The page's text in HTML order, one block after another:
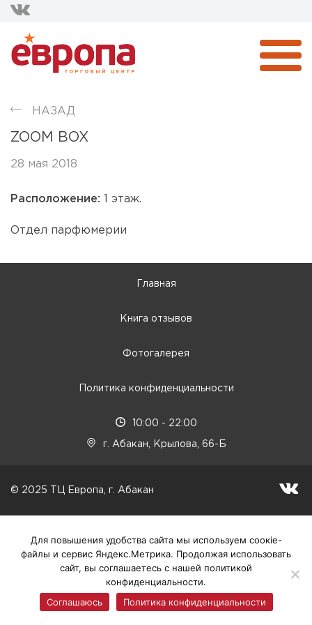
НАЗАД
ZOOM BOX
28 мая 2018
Расположение: 1 этаж.
Отдел парфюмерии
Главная
Книга отзывов
Фотогалерея
Политика конфиденциальности
10:00 - 22:00
г. Абакан, Крылова, 66-Б
© 2025 ТЦ Европа, г. Абакан
Для повышения удобства сайта мы используем соокіе-
файлы и сервис Яндекс.Метрика. Продолжая использовать
сайт, вы соглашаетесь с нашей политикой
конфиденциальности.
Соглашаюсь
Политика конфиденциальности